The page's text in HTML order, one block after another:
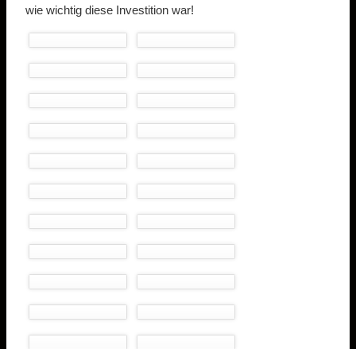
wie wichtig diese Investition war!